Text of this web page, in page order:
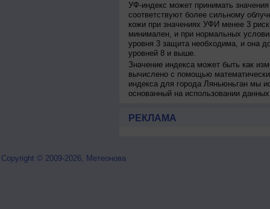
УФ-индекс может принимать
соответствуют более сильному
кожи при значениях УФИ менее 3
минимален, и при нормальных
уровня 3 защита необходима, и она
уровней 8 и выше.
Значение индекса может быть как
вычислено с помощью
индекса для города Ляньюньган мы
основанный на использовании
РЕКЛАМА
Copyright © 2009-2026, Метеонова